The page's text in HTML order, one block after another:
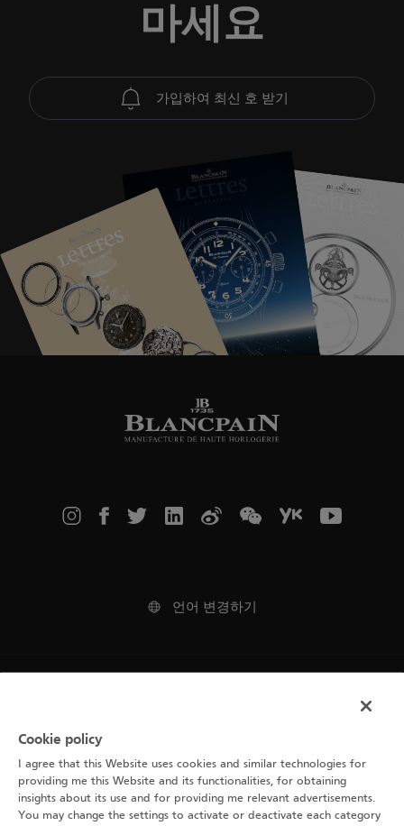
마세요
가입하여 최신 호 받기
언어 변경하기
쿠키 고지
개인 정보 고지 사항
Cookie policy
I agree that this Website uses cookies and similar technologies for
providing me this Website and its functionalities, for obtaining
insights about its use and for providing me relevant advertisements.
You may change the settings to activate or deactivate each category